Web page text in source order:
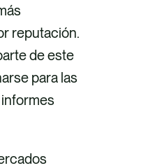
reputación.
de este
para las